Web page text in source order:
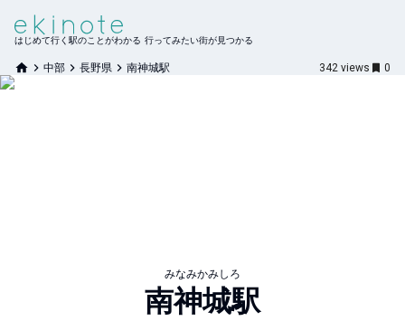
はじめて行く駅のことがわかる 行ってみたい街が見つかる
中部 長野県 南神城駅 342 views 0
みなみかみしろ
南神城駅